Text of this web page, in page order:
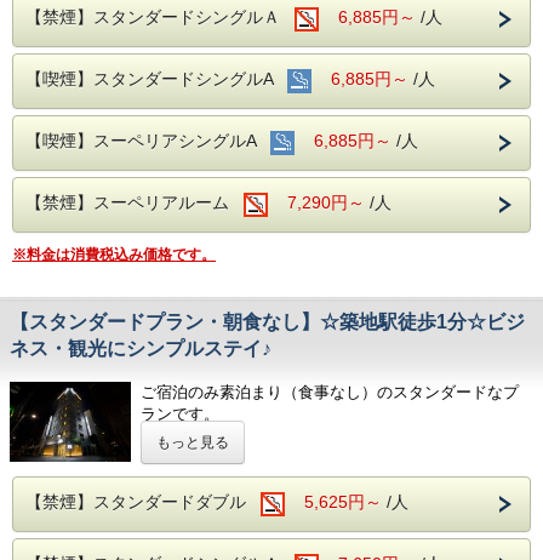
【館内ご案内】
○自動精算機で、チェックイン・チェックアウトでお待たせ
○全館Wi-Fi利用可。
〇安心なエントランスロック（24時以降、正面玄関がロッ
クされます。宿泊者様のみご入館可能）
○ミネラルウォーター付き。
〇1階にてコインランドリー（洗剤不要）、電子レンジ、喫
煙コーナー設置。
【便利な立地・アクセス】
日比谷線 築地駅より徒歩１分。
東京周辺へのご出張、ビジネス、観光等に最適な立地です。
〇築地本願寺：徒歩 約1分
〇新富町駅：徒歩 約4分
〇聖路加国際病院/聖路加国際大学：徒歩 約5分
〇築地場外市場：徒歩 約7分
〇銀座駅：徒歩 約10分・電車 約5分(メトロ)
〇東京ドーム：電車 約15分(メトロ)
〇日本武道館：電車 約10分(メトロ)
〇東京国際フォーラム：バス 約15分(都バス)
〇東京ビックサイト： バス 約20分(都バス)
〇有明アリーナ・有明コロシアム・有明テニスの森公園：バ
ス 約30分(都バス)
【禁煙】スタンダードシングルＡ 6,885円～ /人
【喫煙】スタンダードシングルA 6,885円～ /人
【喫煙】スーペリアシングルA 6,885円～ /人
【禁煙】スーペリアルーム 7,290円～ /人
※料金は消費税込み価格です。
【スタンダードプラン・朝食なし】☆築地駅徒歩1分☆ビジ
ネス・観光にシンプルステイ♪
ご宿泊のみ素泊まり（食事なし）のスタンダードなプ
ランです。
※環境保護への取り組みとして連泊清掃は3日に1回とさせ
て頂いております。
和を意識したモダンでありながら、江戸らしい意匠と
おもてなしの心で、
皆様を暖かくお迎えいたします。
もっと見る
【禁煙】スタンダードダブル 5,625円～ /人